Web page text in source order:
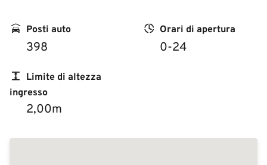
Posti auto
398
Orari di apertura
0-24
Limite di altezza
ingresso
2,00m